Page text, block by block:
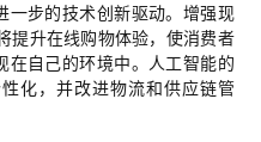
一步的技术创新驱动。增强现
提升在线购物体验，使消费者
在自己的环境中。人工智能的
化，并改进物流和供应链管